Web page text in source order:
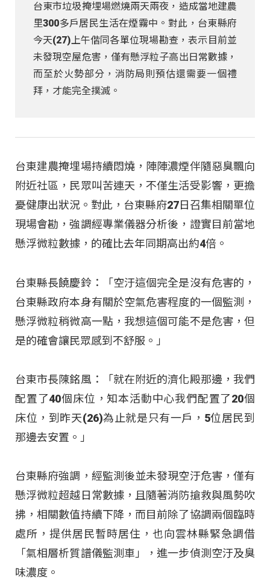
台東市垃圾掩埋場燃燒兩天兩夜，造成當地建農
里300多戶居民生活在煙霧中。對此，台東縣府
今天(27)上午偕同各單位現場勘查，表示目前並
未發現空屋危害，僅有懸浮粒子高出日常數據，
而至於火勢部分，消防局則預估還需要一個禮
拜，才能完全撲滅。
台東建農掩埋場持續悶燒，陣陣濃煙伴隨惡臭飄向
附近社區，民眾叫苦連天，不僅生活受影響，更擔
憂健康出狀況。對此，台東縣府27日召集相關單位
現場會勘，強調經專業儀器分析後，證實目前當地
懸浮微粒數據，的確比去年同期高出約4倍。
台東縣長饒慶鈴：「空汙這個完全是沒有危害的，
台東縣政府本身有關於空氣危害程度的一個監測，
懸浮微粒稍微高一點，我想這個可能不是危害，但
是的確會讓民眾感到不舒服。」
台東市長陳銘風：「就在附近的濟化殿那邊，我們
配置了40個床位，知本活動中心我們配置了20個
床位，到昨天(26)為止就是只有一戶，5位居民到
那邊去安置。」
台東縣府強調，經監測後並未發現空汙危害，僅有
懸浮微粒超越日常數據，且隨著消防搶救與風勢吹
拂，相關數值持續下降，而目前除了協調兩個臨時
處所，提供居民暫時居住，也向雲林縣緊急調借
「氣相層析質譜儀監測車」，進一步偵測空汙及臭
味濃度。